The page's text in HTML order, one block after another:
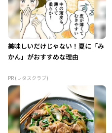
美味しいだけじゃない！夏に「み
かん」がおすすめな理由
PR (レタスクラブ)